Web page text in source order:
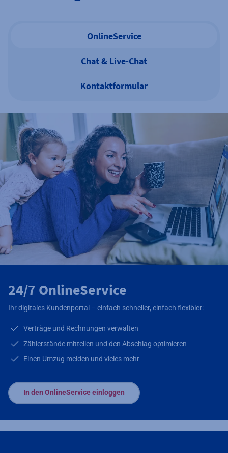
OnlineService
Chat & Live-Chat
Kontaktformular
24/7 OnlineService
Ihr digitales Kundenportal – einfach schneller, einfach flexibler:
Verträge und Rechnungen verwalten
Zählerstände mitteilen und den Abschlag optimieren
Einen Umzug melden und vieles mehr
In den OnlineService einloggen